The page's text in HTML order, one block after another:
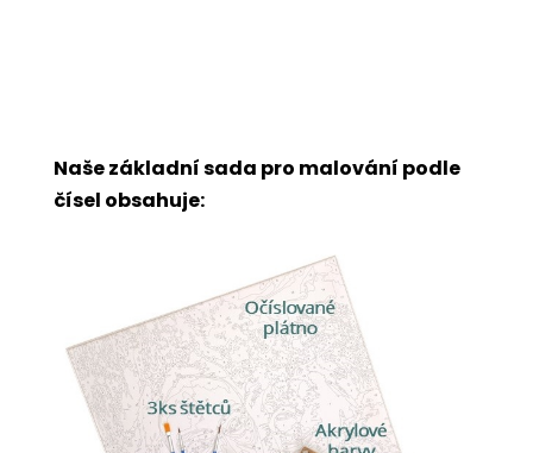
Naše základní sada pro malování podle
čísel obsahuje: